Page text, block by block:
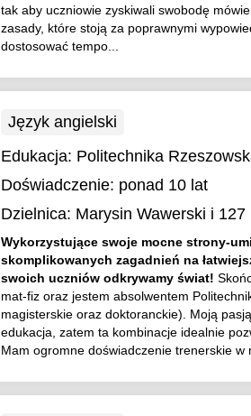
tak aby uczniowie zyskiwali swobodę
zasady, które stoją za poprawnymi
dostosować tempo...
Język angielski
Edukacja: Politechnika
Doświadczenie: ponad 10 lat
Dzielnica: Marysin Wawerski i 127
Wykorzystujące swoje mocne strony-
skomplikowanych zagadnień na
swoich uczniów odkrywamy świat!
mat-fiz oraz jestem absolwentem
magisterskie oraz doktoranckie). Moją
edukacja, zatem ta kombinacje idealnie
Mam ogromne doświadczenie trenerskie w